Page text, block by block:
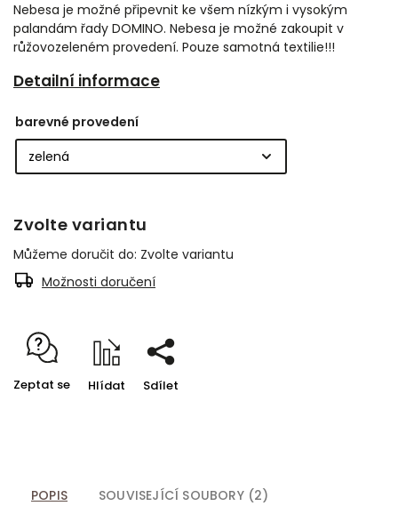
Nebesa je možné připevnit ke všem nízkým i vysokým
palandám řady DOMINO. Nebesa je možné zakoupit v
růžovozeleném provedení. Pouze samotná textilie!!!
Detailní informace
barevné provedení
Zvolte variantu
Můžeme doručit do: Zvolte variantu
Možnosti doručení
Zeptat se Hlídat Sdílet
POPIS
SOUVISEJÍCÍ SOUBORY (2)